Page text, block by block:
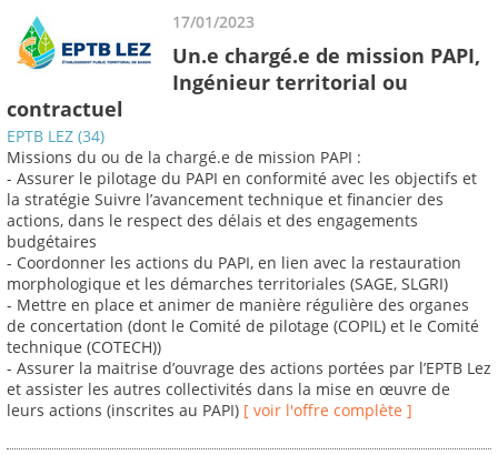
17/01/2023
Un.e chargé.e de mission PAPI,
Ingénieur territorial ou
contractuel
EPTB LEZ (34)
Missions du ou de la chargé.e de mission PAPI :
- Assurer le pilotage du PAPI en conformité avec les objectifs et
la stratégie Suivre l’avancement technique et financier des
actions, dans le respect des délais et des engagements
budgétaires
- Coordonner les actions du PAPI, en lien avec la restauration
morphologique et les démarches territoriales (SAGE, SLGRI)
- Mettre en place et animer de manière régulière des organes
de concertation (dont le Comité de pilotage (COPIL) et le Comité
technique (COTECH))
- Assurer la maitrise d’ouvrage des actions portées par l’EPTB Lez
et assister les autres collectivités dans la mise en œuvre de
leurs actions (inscrites au PAPI) [ voir l'offre complète ]